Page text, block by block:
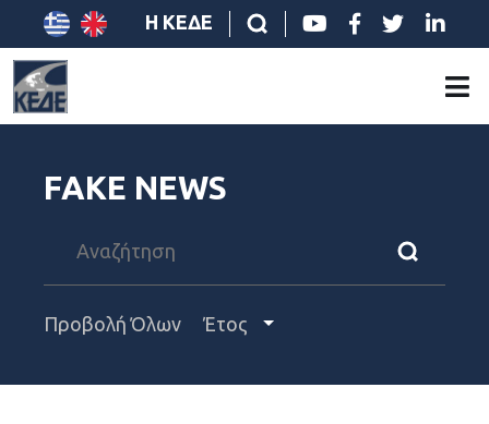
Η ΚΕΔΕ
FAKE NEWS
Προβολή Όλων Έτος